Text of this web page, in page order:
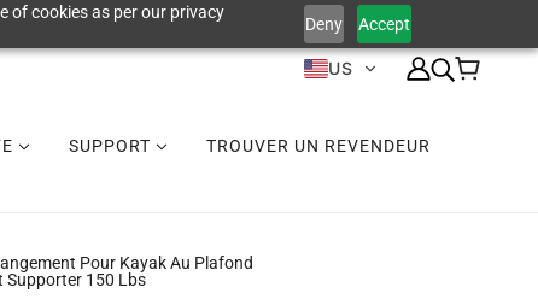
of cookies as per our privacy
Deny Accept
US
SUPPORT TROUVER UN REVENDEUR
Pour Kayak Au Plafond
Supporter 150 Lbs